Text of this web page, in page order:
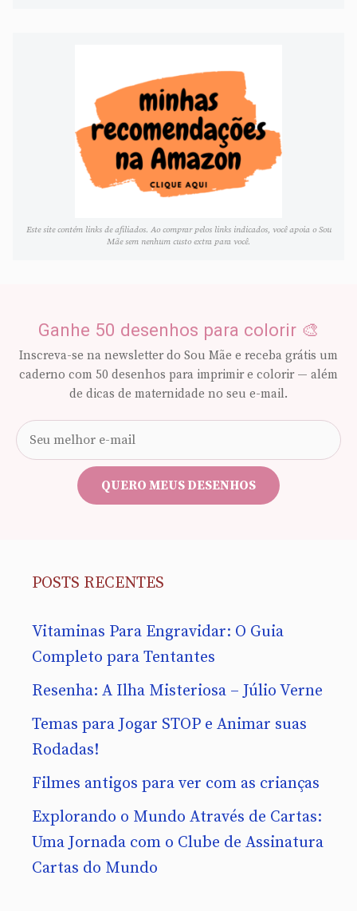
Este site contém links de afiliados. Ao comprar pelos links indicados, você apoia o Sou
Mãe sem nenhum custo extra para você.
Ganhe 50 desenhos para colorir 🎨
Inscreva-se na newsletter do Sou Mãe e receba grátis um
caderno com 50 desenhos para imprimir e colorir — além
de dicas de maternidade no seu e-mail.
e-
mail
QUERO MEUS DESENHOS
POSTS RECENTES
Vitaminas Para Engravidar: O Guia
Completo para Tentantes
Resenha: A Ilha Misteriosa – Júlio Verne
Temas para Jogar STOP e Animar suas
Rodadas!
Filmes antigos para ver com as crianças
Explorando o Mundo Através de Cartas:
Uma Jornada com o Clube de Assinatura
Cartas do Mundo